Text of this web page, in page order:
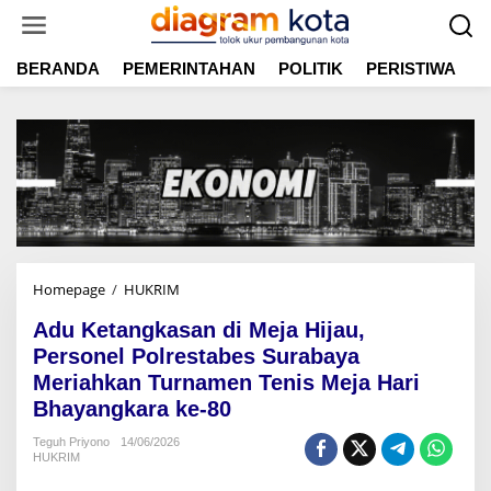
t
BERANDA PEMERINTAHAN POLITIK PERISTIWA
Homepage / HUKRIM
u
K
t
a
Adu Ketangkasan di Meja Hijau,
Personel Polrestabes Surabaya
Meriahkan Turnamen Tenis Meja Hari
Bhayangkara ke-80
Teguh Priyono
14/06/2026
HUKRIM